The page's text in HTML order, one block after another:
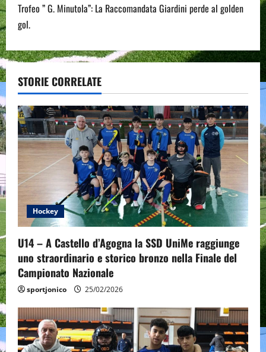
t
n
a
v
i
g
a
t
i
o
n
Trofeo ” G. Minutola”: La Raccomandata Giardini perde al golden
gol.
STORIE CORRELATE
Hockey
U14 – A Castello d’Agogna la SSD UniMe raggiunge
uno straordinario e storico bronzo nella Finale del
Campionato Nazionale
sportjonico 25/02/2026